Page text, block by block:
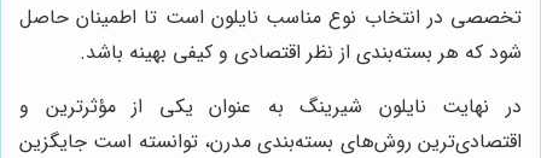
تخصصی در انتخاب نوع مناسب نایلون است تا اطمینان حاصل
شود که هر بسته‌بندی از نظر اقتصادی و کیفی بهینه باشد.
در نهایت نایلون شیرینگ به عنوان یکی از مؤثرترین و
اقتصادی‌ترین روش‌های بسته‌بندی مدرن، توانسته است جایگزین